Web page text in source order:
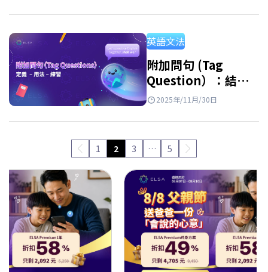
英語文法
附加問句 (Tag
Question）：結
構、用法和應用練習
2025年/11月/30日
1 2 3 … 5